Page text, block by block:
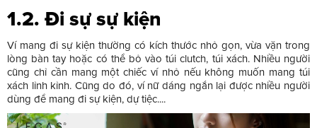
1.2. Đi sự sự kiện
Ví mang đi sự kiện thường có kích thước nhỏ gọn, vừa vặn trong
lòng bàn tay hoặc có thể bỏ vào túi clutch, túi xách. Nhiều người
cũng chỉ cần mang một chiếc ví nhỏ nếu không muốn mang túi
xách lỉnh kỉnh. Cũng do đó, ví nữ dáng ngắn lại được nhiều người
dùng để mang đi sự kiện, dự tiệc....